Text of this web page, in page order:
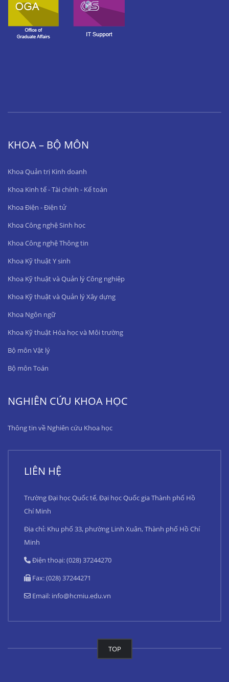
KHOA – BỘ MÔN
Khoa Quản trị Kinh doanh
Khoa Kinh tế - Tài chính - Kế toán
Khoa Điện - Điện tử
Khoa Công nghệ Sinh học
Khoa Công nghệ Thông tin
Khoa Kỹ thuật Y sinh
Khoa Kỹ thuật và Quản lý Công nghiệp
Khoa Kỹ thuật và Quản lý Xây dựng
Khoa Ngôn ngữ
Khoa Kỹ thuật Hóa học và Môi trường
Bộ môn Vật lý
Bộ môn Toán
NGHIÊN CỨU KHOA HỌC
Thông tin về Nghiên cứu Khoa học
LIÊN HỆ
Trường Đại học Quốc tế, Đại học Quốc gia Thành phố Hồ
Chí Minh
Địa chỉ: Khu phố 33, phường Linh Xuân, Thành phố Hồ Chí
Minh
Điện thoại: (028) 37244270
Fax: (028) 37244271
Email: info@hcmiu.edu.vn
TOP